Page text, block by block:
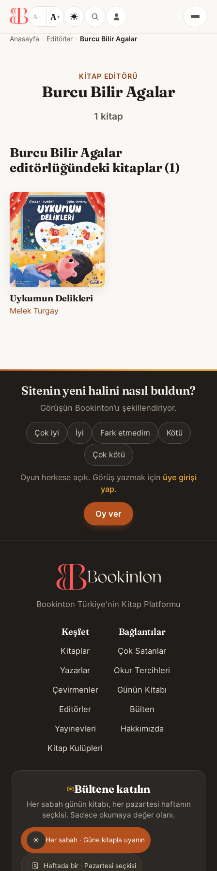
A − A+
Menü
Anasayfa Editörler Burcu Bilir Agalar
KITAP EDITÖRÜ
Burcu Bilir Agalar
1 kitap
Burcu Bilir Agalar
editörlüğündeki kitaplar (1)
Uykumun Delikleri
Melek Turgay
Sitenin yeni halini nasıl buldun?
Görüşün Bookinton’u şekillendiriyor.
Çok iyi İyi Fark etmedim Kötü
Çok kötü
Oyun herkese açık. Görüş yazmak için üye girişi
yap.
Oy ver
Bookinton Türkiye'nin Kitap Platformu
Keşfet
Kitaplar
Yazarlar
Çevirmenler
Editörler
Yayınevleri
Kitap Kulüpleri
Bağlantılar
Çok Satanlar
Okur Tercihleri
Günün Kitabı
Bülten
Hakkımızda
✉Bültene katılın
Her sabah günün kitabı, her pazartesi haftanın
seçkisi. Sadece okumaya değer olanı.
Gönderim
sıklığı
☀ Her sabah · Güne kitapla uyanın
🗓 Haftada bir · Pazartesi seçkisi